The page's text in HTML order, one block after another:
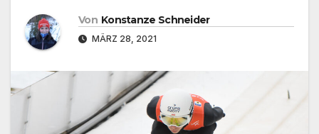
Von Konstanze Schneider
MÄRZ 28, 2021